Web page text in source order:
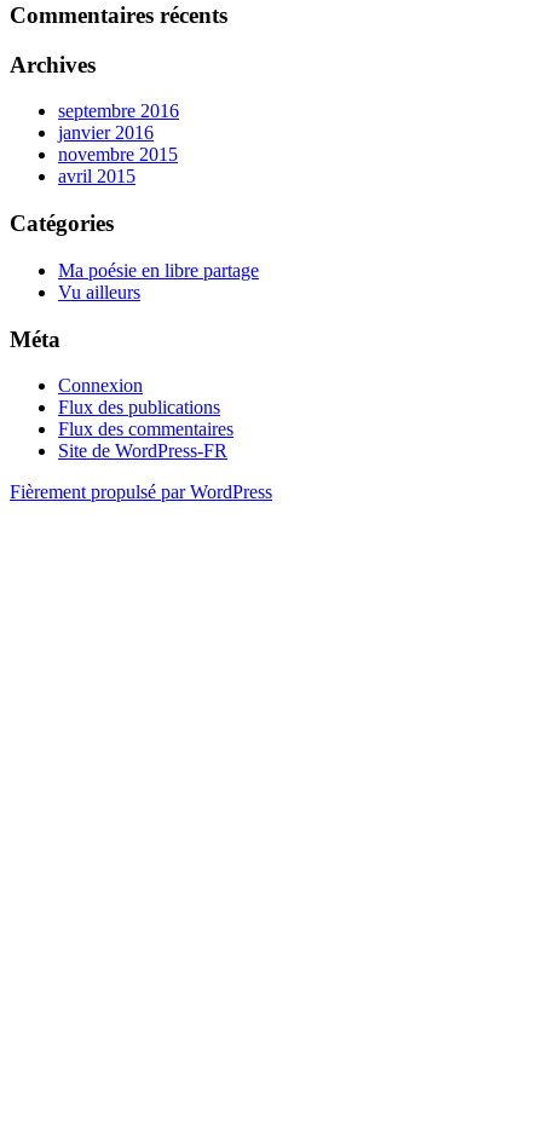
Commentaires récents
Archives
septembre 2016
janvier 2016
novembre 2015
avril 2015
Catégories
Ma poésie en libre partage
Vu ailleurs
Méta
Connexion
Flux des publications
Flux des commentaires
Site de WordPress-FR
Fièrement propulsé par WordPress